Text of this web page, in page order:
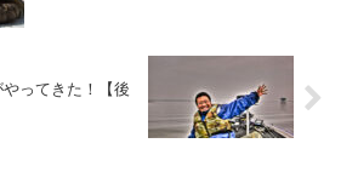
ってきた！【後